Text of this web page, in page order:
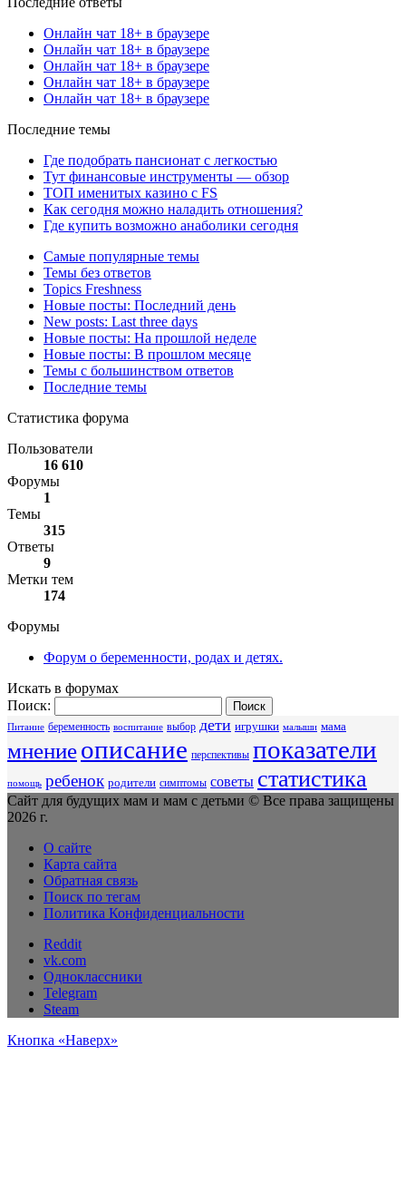
Онлайн чат 18+ в браузере
Онлайн чат 18+ в браузере
Онлайн чат 18+ в браузере
Онлайн чат 18+ в браузере
Онлайн чат 18+ в браузере
Последние темы
Где подобрать пансионат с легкостью
Тут финансовые инструменты — обзор
ТОП именитых казино с FS
Как сегодня можно наладить отношения?
Где купить возможно анаболики сегодня
Самые популярные темы
Темы без ответов
Topics Freshness
Новые посты: Последний день
New posts: Last three days
Новые посты: На прошлой неделе
Новые посты: В прошлом месяце
Темы с большинством ответов
Последние темы
Статистика форума
Пользователи
16 610
Форумы
1
Темы
315
Ответы
9
Метки тем
174
Форумы
Форум о беременности, родах и детях.
Искать в форумах
Поиск:
Питание беременность воспитание выбор дети игрушки малыши мама
мнениеописание перспективы показатели
помощь ребенок родители симптомы советы статистика
Сайт для будущих мам и мам с детьми © Все права защищены
2026 г.
О сайте
Карта сайта
Обратная связь
Поиск по тегам
Политика Конфиденциальности
Reddit
vk.com
Одноклассники
Telegram
Steam
Кнопка «Наверх»